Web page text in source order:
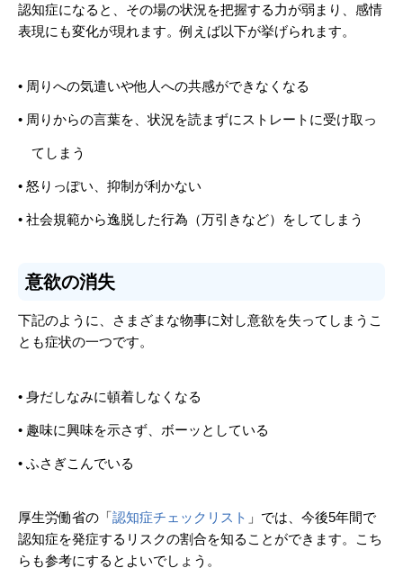
認知症になると、その場の状況を把握する力が弱まり、感情
表現にも変化が現れます。例えば以下が挙げられます。
• 周りへの気遣いや他人への共感ができなくなる
• 周りからの言葉を、状況を読まずにストレートに受け取っ
てしまう
• 怒りっぽい、抑制が利かない
• 社会規範から逸脱した行為（万引きなど）をしてしまう
意欲の消失
下記のように、さまざまな物事に対し意欲を失ってしまうこ
とも症状の一つです。
• 身だしなみに頓着しなくなる
• 趣味に興味を示さず、ボーッとしている
• ふさぎこんでいる
厚生労働省の「認知症チェックリスト 」では、今後5年間で
認知症を発症するリスクの割合を知ることができます。こち
らも参考にするとよいでしょう。